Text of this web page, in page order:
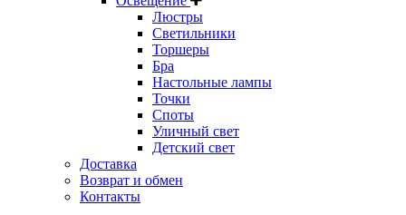
Люстры
Светильники
Торшеры
Бра
Настольные лампы
Точки
Споты
Уличный свет
Детский свет
Доставка
Возврат и обмен
Контакты